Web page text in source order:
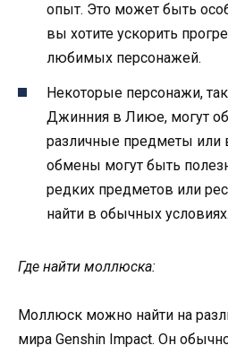
опыт. Это может быть
вы хотите ускорить
любимых персонажей.
Некоторые персонажи,
Джинния в Лиюе, могут
различные предметы или
обмены могут быть
редких предметов или
найти в обычных условиях.
Где найти моллюска:
Моллюск можно найти на
мира Genshin Impact. Он